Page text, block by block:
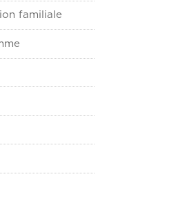
familiale